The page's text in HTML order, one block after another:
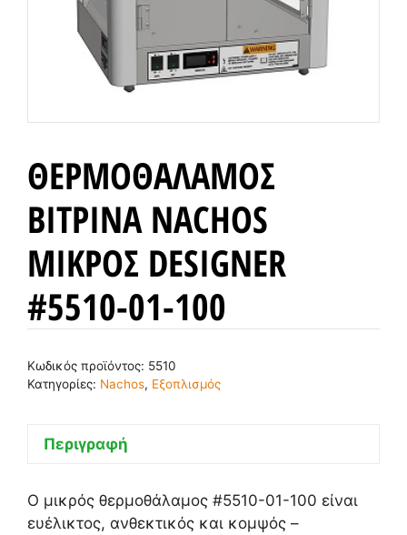
ΘΕΡΜΟΘΑΛΑΜΟΣ
ΒΙΤΡΙΝΑ NACHOS
ΜΙΚΡΟΣ DESIGNER
#5510-01-100
Κωδικός προϊόντος: 5510
Κατηγορίες: Nachos, Εξοπλισμός
Περιγραφή
Ο μικρός θερμοθάλαμος #5510-01-100 είναι
ευέλικτος, ανθεκτικός και κομψός –